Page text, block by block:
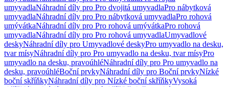
umyvadlaNáhradní díly pro Pro dvojitá umyvadlaPro nábytková
umyvadlaNáhradní díly pro Pro nábytková umyvadlaPro rohová
umývátkaNáhradní díly pro Pro rohová umývátkaPro rohová
umyvadlaNáhradní díly pro Pro rohová umyvadlaUmyvadlové
deskyNáhradní díly pro Umyvadlové deskyPro umyvadlo na desku,
tvar mísyNáhradní díly pro Pro umyvadlo na desku, tvar mísyPro
umyvadlo na desku, pravoúhléNáhradní díly pro Pro umyvadlo na
desku, pravoúhléBoční prvkyNáhradní díly pro Boční prvkyNízké
boční skříňkyNáhradní díly pro Nízké boční skříňkyVysoká